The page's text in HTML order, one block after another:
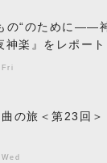
の“のために――
楽』をレポート
Fri
曲の旅＜第23回